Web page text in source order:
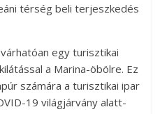
térség beli terjeszkedés
egy turisztikai
a Marina-öbölre. Ez
számára a turisztikai ipar
19 világjárvány alatt-